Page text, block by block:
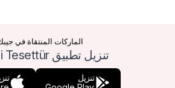
الماركات المنتقاة في
تنزيل تطبيق Devr-i Tesettür
تنزيل